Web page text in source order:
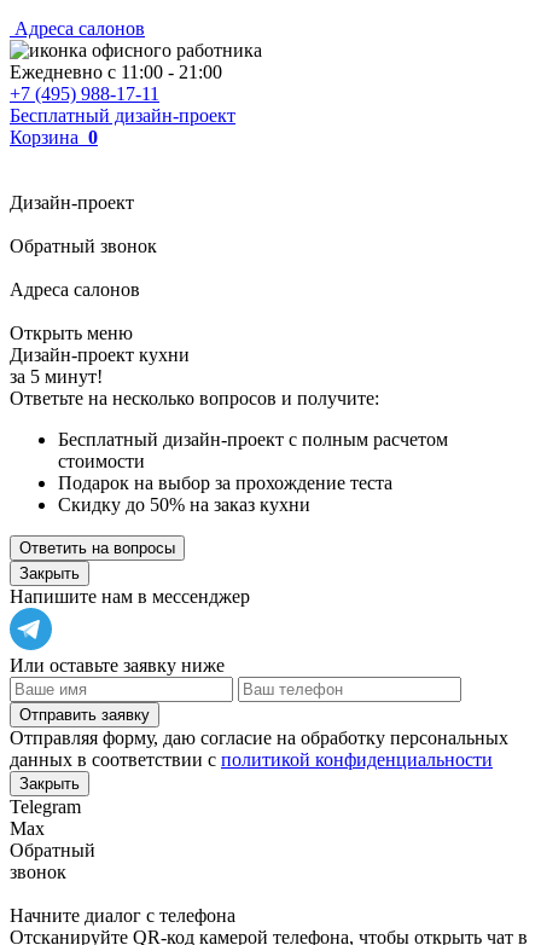
Адреса салонов
Ежедневно с 11:00 - 21:00
+7 (495) 988-17-11
Бесплатный дизайн-проект
Корзина 0
Дизайн-проект
Обратный звонок
Адреса салонов
Открыть меню
Дизайн-проект кухни
за 5 минут!
Ответьте на несколько вопросов и получите:
Бесплатный дизайн-проект с полным расчетом
стоимости
Подарок на выбор за прохождение теста
Скидку до 50% на заказ кухни
Ответить на вопросы
Закрыть
Напишите нам в мессенджер
Или оставьте заявку ниже
Отправить заявку
Отправляя форму, даю согласие на обработку персональных
данных в соответствии с политикой конфиденциальности
Закрыть
Telegram
Max
Обратный
звонок
Начните диалог с телефона
Отсканируйте QR-код камерой телефона, чтобы открыть чат в